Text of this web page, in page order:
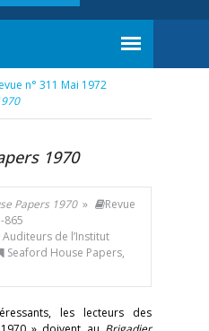
n° 311 Mai 1972
1970
Papers 1970»
Revue
865
de l’Institut
Seaford House Papers,
les lecteurs des